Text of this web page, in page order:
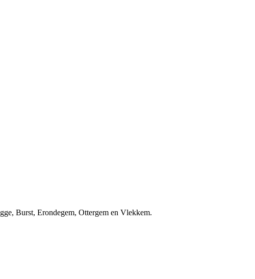
Burst, Erondegem, Ottergem en Vlekkem.